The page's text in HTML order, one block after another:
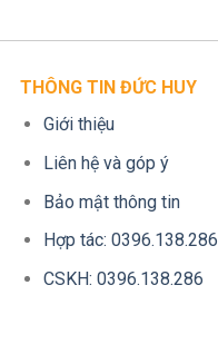
THÔNG TIN ĐỨC HUY
Giới thiệu
Liên hệ và góp ý
Bảo mật thông tin
Hợp tác: 0396.138.286
CSKH: 0396.138.286